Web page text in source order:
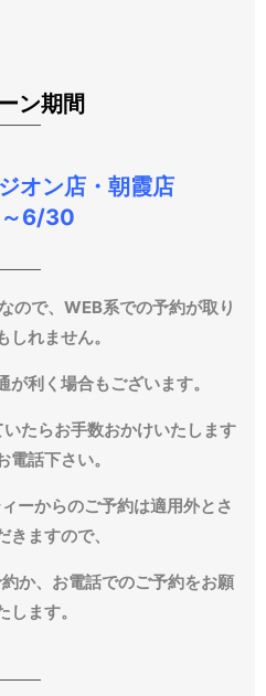
ーン期間
オン店・朝霞店
6/30
ので、WEB系での予約が取り
しれません。
利く場合もございます。
たらお手数おかけいたします
電話下さい。
ーからのご予約は適用外とさ
きますので、
か、お電話でのご予約をお願
します。